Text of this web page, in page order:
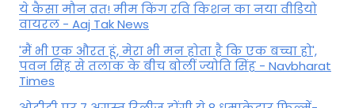
ये कैसा मौन व्रत! मीम किंग रवि किशन का नया वीडियो
वायरल - Aaj Tak News
'मैं भी एक औरत हूं, मेरा भी मन होता है कि एक बच्चा हो',
पवन सिंह से तलाक के बीच बोलीं ज्योति सिंह - Navbharat
Times